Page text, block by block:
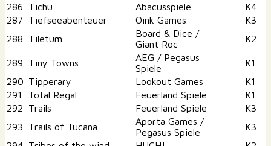
286
Tichu Abacusspiele
K4
287
Tiefseeabenteuer Oink Games
K3
288
Tiletum
Board & Dice /
Giant Roc
K2
289 Tiny Towns
AEG / Pegasus
Spiele
K1
290 Tipperary Lookout Games
K1
291
Total Regal Feuerland Spiele
K1
292
Trails Feuerland Spiele
K3
293
Trails of Tucana
Aporta Games /
Pegasus Spiele
K3